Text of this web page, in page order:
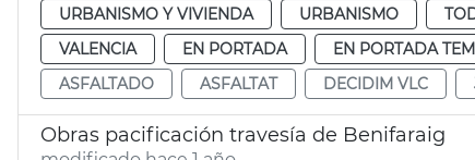
URBANISMO Y VIVIENDA URBANISMO
VALENCIA
EN PORTADA EN PORTADA
ASFALTADO
ASFALTAT DECIDIM VLC
Obras pacificación travesía de Benifaraig